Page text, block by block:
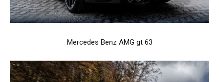
Mercedes Benz AMG gt 63